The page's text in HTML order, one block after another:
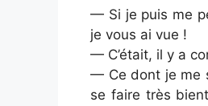
— Si je puis me
je vous ai vue !
— C’était, il y a
— Ce dont je me
se faire très